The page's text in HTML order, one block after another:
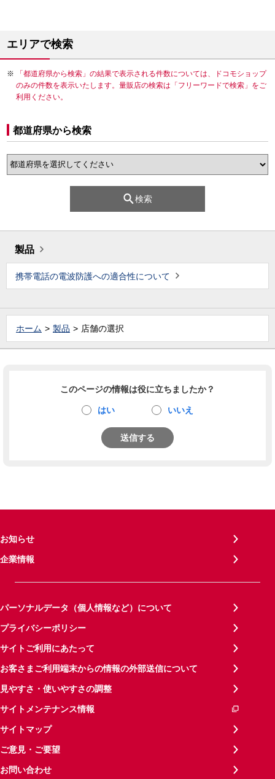
エリアで検索
「都道府県から検索」の結果で表示される件数については、ドコモショップ
のみの件数を表示いたします。量販店の検索は「フリーワードで検索」をご
利用ください。
都道府県から検索
検索
製品
携帯電話の電波防護への適合性について
ホーム 製品 店舗の選択
このページの情報は役に立ちましたか？
はい いいえ
送信する
お知らせ
企業情報
パーソナルデータ（個人情報など）について
プライバシーポリシー
サイトご利用にあたって
お客さまご利用端末からの情報の外部送信について
見やすさ・使いやすさの調整
サイトメンテナンス情報
サイトマップ
ご意見・ご要望
お問い合わせ